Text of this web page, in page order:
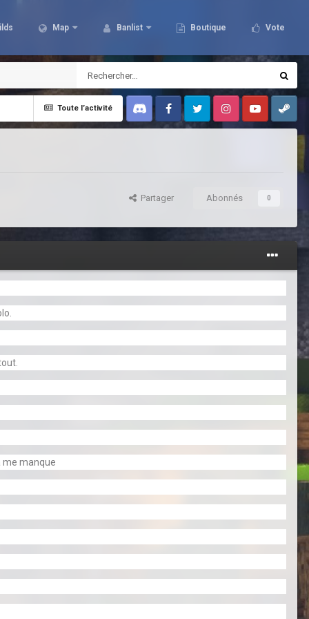
Map Banlist Boutique Vote
Toute l’activité
Discord FacebookTwitter InstagramYoutubeSteam
Partager Abonnés 0
me manque